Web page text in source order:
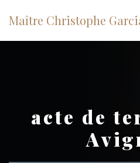
Maître Christophe
acte de